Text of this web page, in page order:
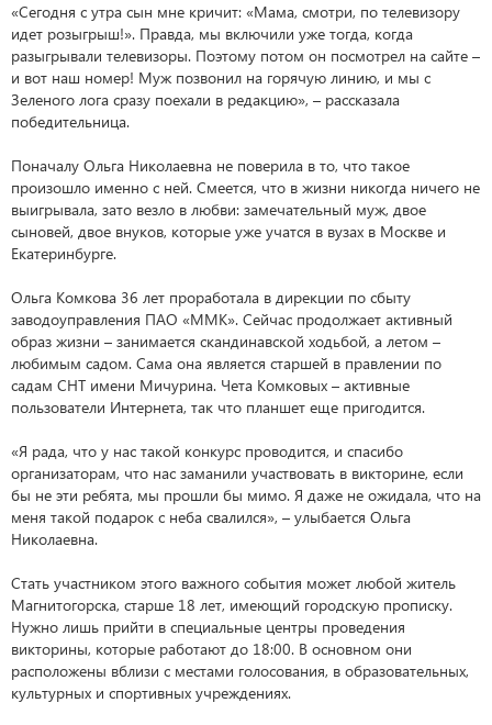
«Сегодня с утра сын мне кричит: «Мама, смотри, по телевизору
идет розыгрыш!». Правда, мы включили уже тогда, когда
разыгрывали телевизоры. Поэтому потом он посмотрел на сайте –
и вот наш номер! Муж позвонил на горячую линию, и мы с
Зеленого лога сразу поехали в редакцию», – рассказала
победительница.
Поначалу Ольга Николаевна не поверила в то, что такое
произошло именно с ней. Смеется, что в жизни никогда ничего не
выигрывала, зато везло в любви: замечательный муж, двое
сыновей, двое внуков, которые уже учатся в вузах в Москве и
Екатеринбурге.
Ольга Комкова 36 лет проработала в дирекции по сбыту
заводоуправления ПАО «ММК». Сейчас продолжает активный
образ жизни – занимается скандинавской ходьбой, а летом –
любимым садом. Сама она является старшей в правлении по
садам СНТ имени Мичурина. Чета Комковых – активные
пользователи Интернета, так что планшет еще пригодится.
«Я рада, что у нас такой конкурс проводится, и спасибо
организаторам, что нас заманили участвовать в викторине, если
бы не эти ребята, мы прошли бы мимо. Я даже не ожидала, что на
меня такой подарок с неба свалился», – улыбается Ольга
Николаевна.
Стать участником этого важного события может любой житель
Магнитогорска, старше 18 лет, имеющий городскую прописку.
Нужно лишь прийти в специальные центры проведения
викторины, которые работают до 18:00. В основном они
расположены вблизи с местами голосования, в образовательных,
культурных и спортивных учреждениях.